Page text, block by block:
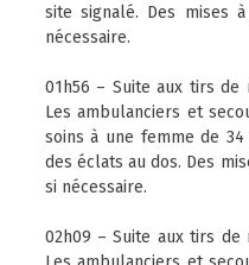
site signalé. Des mises
nécessaire.
01h56 – Suite aux tirs
Les ambulanciers et
soins à une femme de
des éclats au dos. Des
si nécessaire.
02h09 – Suite aux tirs